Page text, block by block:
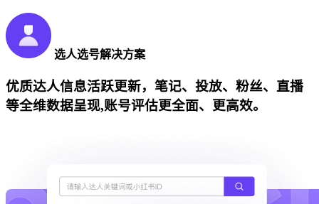
选人选号解决方案
优质达人信息活跃更新，笔记、投放、粉丝、直播
等全维数据呈现,账号评估更全面、更高效。